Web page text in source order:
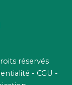
réservés
- CGU -